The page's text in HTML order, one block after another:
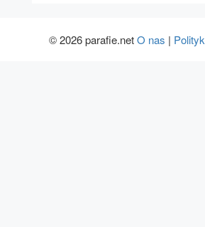
© 2026 parafie.netO nas |